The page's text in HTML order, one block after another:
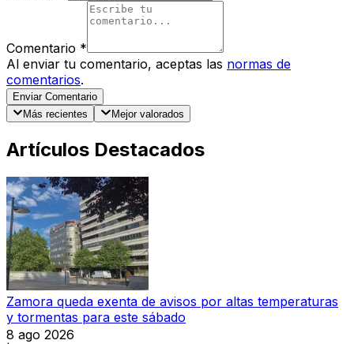
Comentario *
Al enviar tu comentario, aceptas las normas de
comentarios.
Enviar Comentario
Más recientes
Mejor valorados
Artículos Destacados
Zamora queda exenta de avisos por altas temperaturas
y tormentas para este sábado
8 ago 2026